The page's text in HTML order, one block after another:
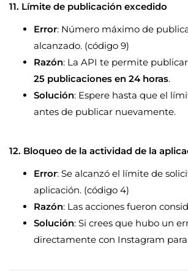
11. Límite de publicación excedido
Error: Número máximo de
alcanzado. (código 9)
Razón: La API te permite
25 publicaciones en 24 horas.
Solución: Espere hasta que el
antes de publicar nuevamente.
12. Bloqueo de la actividad de la
Error: Se alcanzó el límite de
aplicación. (código 4)
Razón: Las acciones fueron
Solución: Si crees que hubo un
directamente con Instagram